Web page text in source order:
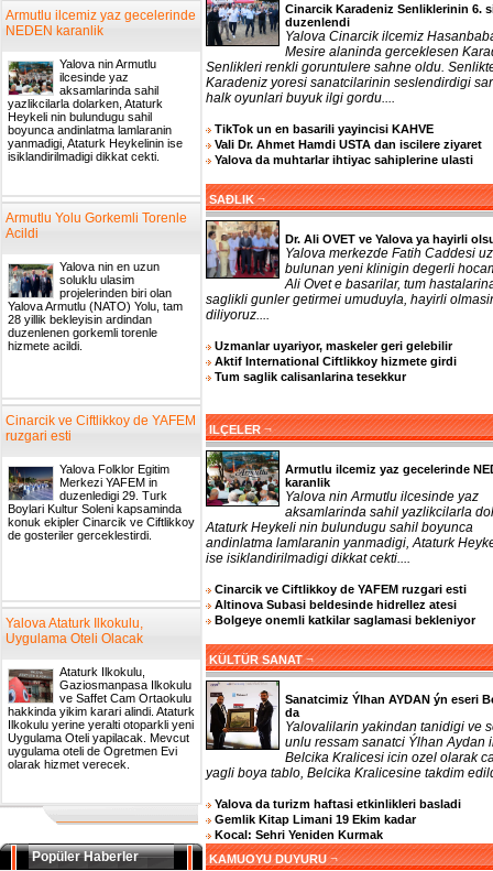
Armutlu ilcemiz yaz gecelerinde
NEDEN karanlik
Yalova nin Armutlu
ilcesinde yaz
aksamlarinda sahil
yazlikcilarla dolarken, Ataturk
Heykeli nin bulundugu sahil
boyunca andinlatma lamlaranin
yanmadigi, Ataturk Heykelinin ise
isiklandirilmadigi dikkat cekti.
Armutlu Yolu Gorkemli Torenle
Acildi
Yalova nin en uzun
soluklu ulasim
projelerinden biri olan
Yalova Armutlu (NATO) Yolu, tam
28 yillik bekleyisin ardindan
duzenlenen gorkemli torenle
hizmete acildi.
Cinarcik ve Ciftlikkoy de YAFEM
ruzgari esti
Yalova Folklor Egitim
Merkezi YAFEM in
duzenledigi 29. Turk
Boylari Kultur Soleni kapsaminda
konuk ekipler Cinarcik ve Ciftlikkoy
de gosteriler gerceklestirdi.
Yalova Ataturk Ilkokulu,
Uygulama Oteli Olacak
Ataturk Ilkokulu,
Gaziosmanpasa Ilkokulu
ve Saffet Cam Ortaokulu
hakkinda yikim karari alindi. Ataturk
Ilkokulu yerine yeralti otoparkli yeni
Uygulama Oteli yapilacak. Mevcut
uygulama oteli de Ogretmen Evi
olarak hizmet verecek.
Popüler Haberler
Cinarcik Karadeniz Senliklerinin 6.
duzenlendi
Yalova Cinarcik ilcemiz
Mesire alaninda gerceklesen
Senlikleri renkli goruntulere sahne oldu.
Karadeniz yoresi sanatcilarinin seslendirdigi
halk oyunlari buyuk ilgi gordu....
TikTok un en basarili yayincisi KAHVE
Vali Dr. Ahmet Hamdi USTA dan iscilere ziyaret
Yalova da muhtarlar ihtiyac sahiplerine ulasti
SAĐLIK ¬
Dr. Ali OVET ve Yalova ya hayirli
Yalova merkezde Fatih Caddesi
bulunan yeni klinigin degerli
Ali Ovet e basarilar, tum
saglikli gunler getirmei umuduyla, hayirli
diliyoruz....
Uzmanlar uyariyor, maskeler geri gelebilir
Aktif International Ciftlikkoy hizmete girdi
Tum saglik calisanlarina tesekkur
ILÇELER ¬
Armutlu ilcemiz yaz gecelerinde
karanlik
Yalova nin Armutlu ilcesinde yaz
aksamlarinda sahil yazlikcilarla
Ataturk Heykeli nin bulundugu sahil boyunca
andinlatma lamlaranin yanmadigi, Ataturk
ise isiklandirilmadigi dikkat cekti....
Cinarcik ve Ciftlikkoy de YAFEM ruzgari esti
Altinova Subasi beldesinde hidrellez atesi
Bolgeye onemli katkilar saglamasi bekleniyor
KÜLTÜR SANAT ¬
Sanatcimiz Ýlhan AYDAN ýn eseri
da
Yalovalilarin yakindan tanidigi ve
unlu ressam sanatci Ýlhan Aydan
Belcika Kralicesi icin ozel olarak
yagli boya tablo, Belcika Kralicesine takdim
Yalova da turizm haftasi etkinlikleri basladi
Gemlik Kitap Limani 19 Ekim kadar
Kocal: Sehri Yeniden Kurmak
KAMUOYU DUYURU ¬